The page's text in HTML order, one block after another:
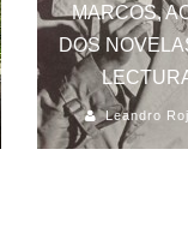
MARCOS,
DOS
Leandro